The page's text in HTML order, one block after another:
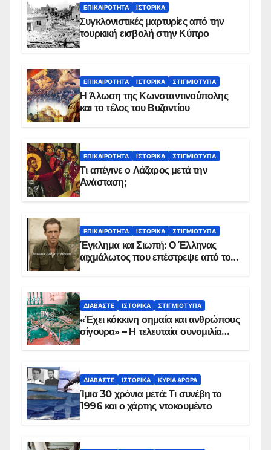
ΕΠΙΚΑΙΡΌΤΗΤΑ ΙΣΤΟΡΙΚΆ
Συγκλονιστικές μαρτυρίες από την
τουρκική εισβολή στην Κύπρο
ΕΠΙΚΑΙΡΌΤΗΤΑ ΙΣΤΟΡΙΚΆ ΣΤΙΓΜΙΌΤΥΠΑ
Η Άλωση της Κωνσταντινούπολης
και το τέλος του Βυζαντίου
ΕΠΙΚΑΙΡΌΤΗΤΑ ΙΣΤΟΡΙΚΆ ΣΤΙΓΜΙΌΤΥΠΑ
Τι απέγινε ο Λάζαρος μετά την
Ανάσταση;
ΕΠΙΚΑΙΡΌΤΗΤΑ ΙΣΤΟΡΙΚΆ ΣΤΙΓΜΙΌΤΥΠΑ
Έγκλημα και Σιωπή: Ο Έλληνας
αιχμάλωτος που επέστρεψε από το
ΔΙΑΒΆΣΤΕ ΙΣΤΟΡΙΚΆ ΣΤΙΓΜΙΌΤΥΠΑ
«Έχει κόκκινη σημαία και ανθρώπους
σίγουρα» – Η τελευταία συνομιλία
ΔΙΑΒΆΣΤΕ ΙΣΤΟΡΙΚΆ ΚΥΡΙΑ ΑΡΘΡΑ
Ίμια 30 χρόνια μετά: Τι συνέβη το
1996 και ο χάρτης ντοκουμέντο